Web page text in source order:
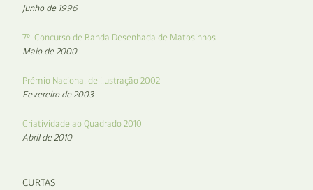
Junho de 1996
7º. Concurso de Banda Desenhada de Matosinhos
Maio de 2000
Prémio Nacional de Ilustração 2002
Fevereiro de 2003
Criatividade ao Quadrado 2010
Abril de 2010
CURTAS